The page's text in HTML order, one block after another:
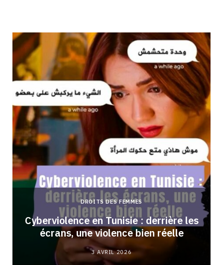
DROITS DES FEMMES
Cyberviolence en Tunisie : derrière les
écrans, une violence bien réelle
3 AVRIL 2026